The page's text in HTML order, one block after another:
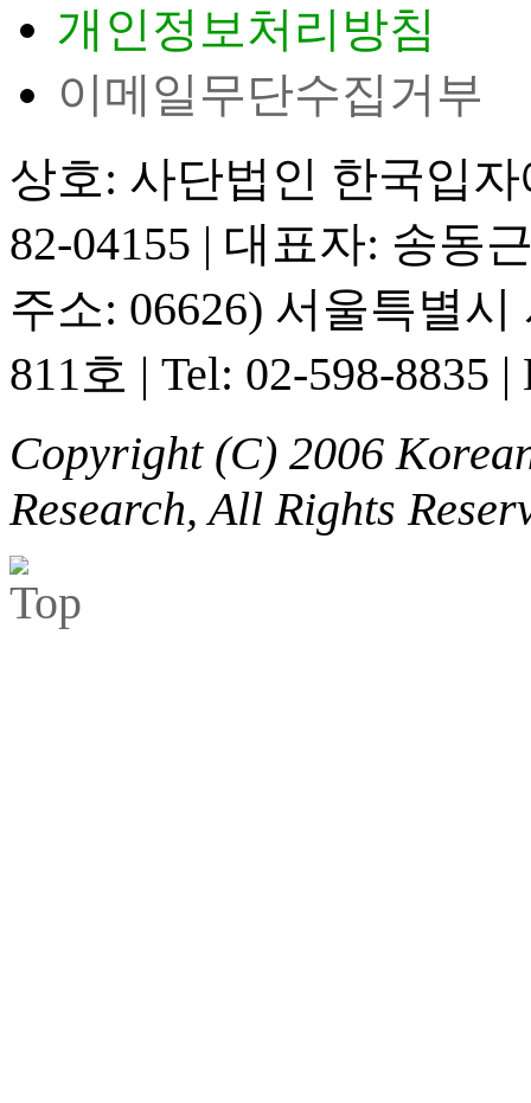
개인정보처리방침
이메일무단수집거부
상호: 사단법인 한국입
82-04155 | 대표자: 송동
주소: 06626) 서울특별
811호 | Tel: 02-598-8835 |
Copyright (C) 2006
Research, All Rights